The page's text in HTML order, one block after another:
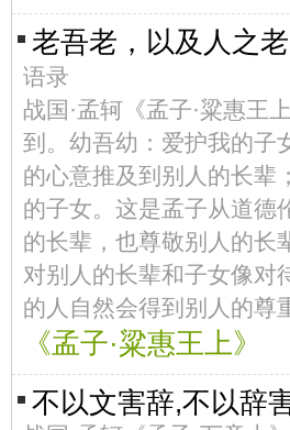
老吾老，以及人之
语录
战国·孟轲《孟子·粱惠王
到。幼吾幼：爱护我的子
的心意推及到别人的长辈
的子女。这是孟子从道德
的长辈，也尊敬别人的长
对别人的长辈和子女像对
的人自然会得到别人的尊
《孟子·粱惠王上》
不以文害辞,不以辞